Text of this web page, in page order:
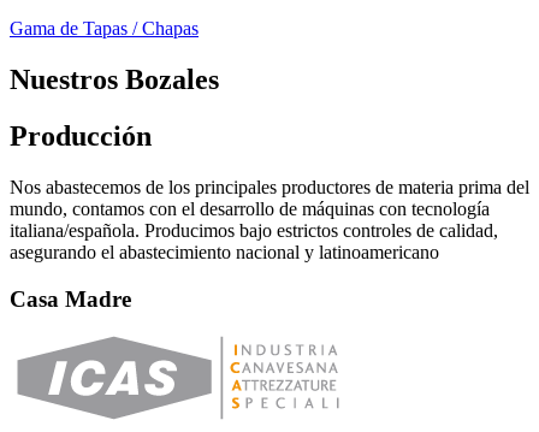
Gama de Tapas / Chapas
Nuestros Bozales
Producción
Nos abastecemos de los principales productores de materia prima del
mundo, contamos con el desarrollo de máquinas con tecnología
italiana/española. Producimos bajo estrictos controles de calidad,
asegurando el abastecimiento nacional y latinoamericano
Casa Madre